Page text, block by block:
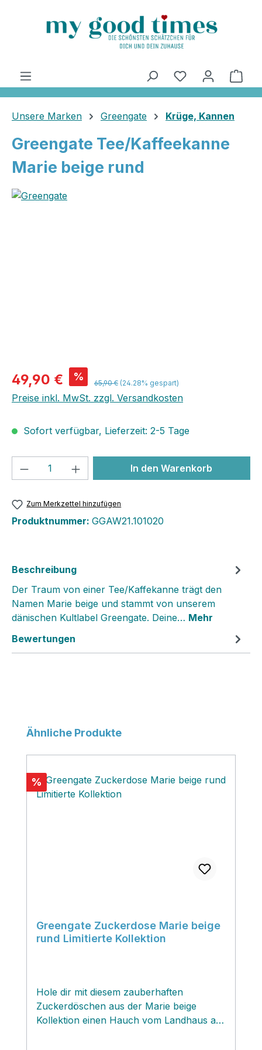
Unsere Marken Greengate Krüge, Kannen
Greengate Tee/Kaffeekanne
Marie beige rund
49,90 € %
65,90 € (24.28% gespart)
Preise inkl. MwSt. zzgl. Versandkosten
Sofort verfügbar, Lieferzeit: 2-5 Tage
Produkt Anzahl: Gib denIn den Warenkorb
Zum Merkzettel hinzufügen
Produktnummer: GGAW21.101020
Beschreibung
Der Traum von einer Tee/Kaffekanne trägt den
Namen Marie beige und stammt von unserem
dänischen Kultlabel Greengate. Deine… Mehr
Bewertungen
Produktgalerie überspringen
Ähnliche Produkte
Rabatt
%
Greengate Zuckerdose Marie beige
rund Limitierte Kollektion
Hole dir mit diesem zauberhaften
Zuckerdöschen aus der Marie beige
Kollektion einen Hauch vom Landhaus auf